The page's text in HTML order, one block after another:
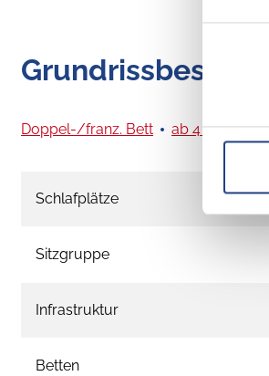
Doppel-/franz. Bett ab 4
Schlafplätze
Sitzgruppe
Infrastruktur
Betten